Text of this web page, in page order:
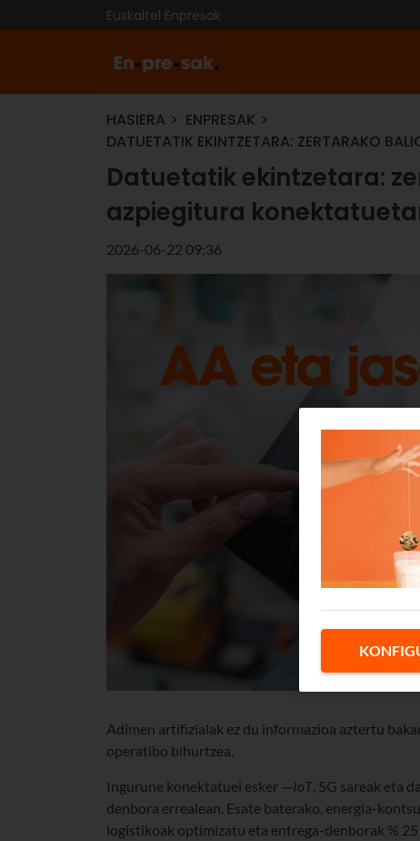
Euskaltel Enpresak
HASIERA
ENPRESAK
DATUETATIK EKINTZETARA: ZERTARAKO
Datuetatik ekintzetara:
azpiegitura
2026-06-22 09:36
Adimen artifizialak ez du informazioa aztertu
operatibo bihurtzea.
Ingurune konektatuei esker —IoT, 5G sareak eta
denbora errealean. Esate baterako, energia-
logistikoak optimizatu eta entrega-denborak %